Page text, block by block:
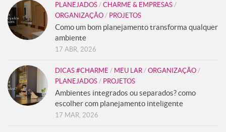
PLANEJADOS / CHARME & EMPRESAS /
ORGANIZAÇÃO / PROJETOS
Como um bom planejamento transforma qualquer
ambiente
17 ABR, 2026
DICAS #CHARME / MEU LAR / ORGANIZAÇÃO /
PLANEJADOS / PROJETOS
Ambientes integrados ou separados? como
escolher com planejamento inteligente
17 MAR, 2026